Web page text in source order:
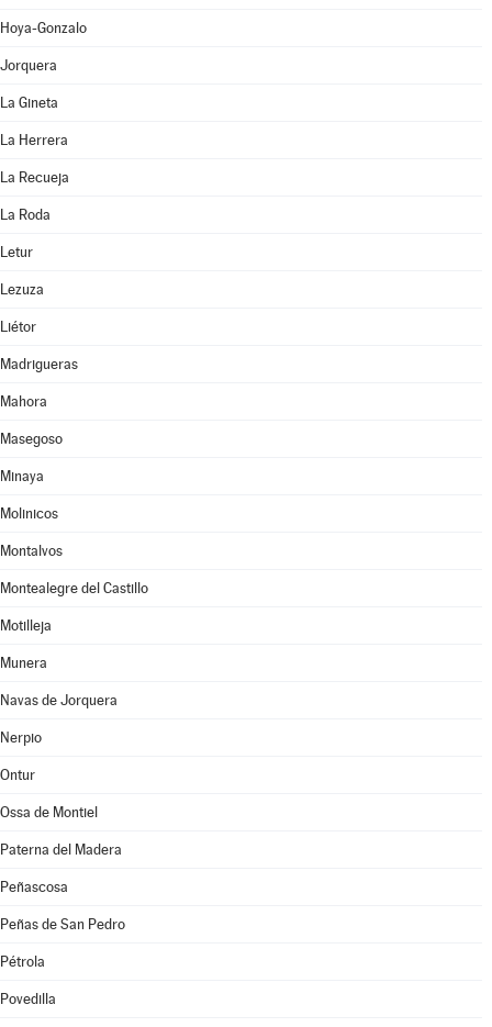
Hoya-Gonzalo
Jorquera
La Gineta
La Herrera
La Recueja
La Roda
Letur
Lezuza
Liétor
Madrigueras
Mahora
Masegoso
Minaya
Molinicos
Montalvos
Montealegre del Castillo
Motilleja
Munera
Navas de Jorquera
Nerpio
Ontur
Ossa de Montiel
Paterna del Madera
Peñascosa
Peñas de San Pedro
Pétrola
Povedilla